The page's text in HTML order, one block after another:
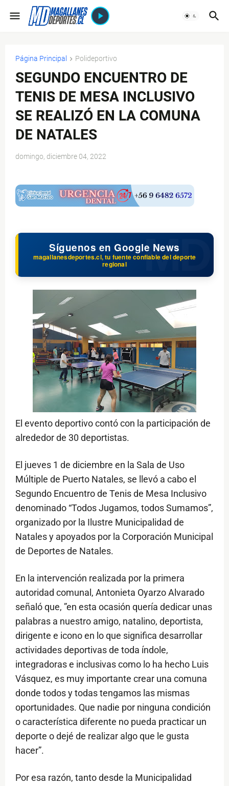
Página Principal Polideportivo
SEGUNDO ENCUENTRO DE
TENIS DE MESA INCLUSIVO
SE REALIZÓ EN LA COMUNA
DE NATALES
domingo, diciembre 04, 2022
Síguenos en Google News
magallanesdeportes.cl, tu fuente confiable del deporte
regional
El evento deportivo contó con la participación de
alrededor de 30 deportistas.
El jueves 1 de diciembre en la Sala de Uso
Múltiple de Puerto Natales, se llevó a cabo el
Segundo Encuentro de Tenis de Mesa Inclusivo
denominado “Todos Jugamos, todos Sumamos”,
organizado por la Ilustre Municipalidad de
Natales y apoyados por la Corporación Municipal
de Deportes de Natales.
En la intervención realizada por la primera
autoridad comunal, Antonieta Oyarzo Alvarado
señaló que, ”en esta ocasión quería dedicar unas
palabras a nuestro amigo, natalino, deportista,
dirigente e icono en lo que significa desarrollar
actividades deportivas de toda índole,
integradoras e inclusivas como lo ha hecho Luis
Vásquez, es muy importante crear una comuna
donde todos y todas tengamos las mismas
oportunidades. Que nadie por ninguna condición
o característica diferente no pueda practicar un
deporte o dejé de realizar algo que le gusta
hacer”.
Por esa razón, tanto desde la Municipalidad